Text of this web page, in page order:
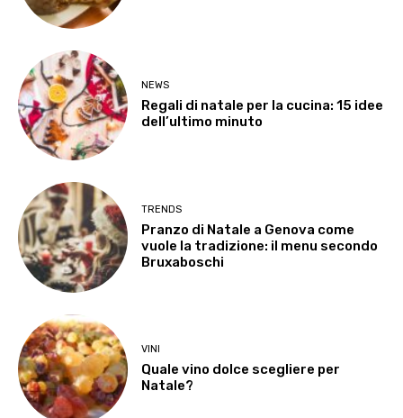
NEWS
Regali di natale per la cucina: 15 idee
dell’ultimo minuto
TRENDS
Pranzo di Natale a Genova come
vuole la tradizione: il menu secondo
Bruxaboschi
VINI
Quale vino dolce scegliere per
Natale?